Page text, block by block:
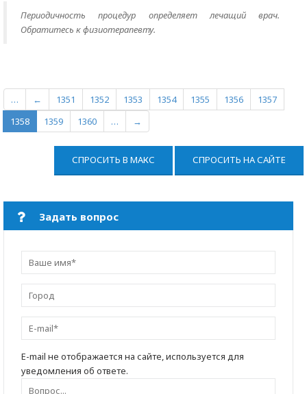
Периодичность процедур определяет лечащий врач.
Обратитесь к физиотерапевту.
… ← 1351 1352 1353 1354 1355 1356
1357
1358
1359 1360 … →
СПРОСИТЬ В МАКС СПРОСИТЬ НА САЙТЕ
Задать вопрос
E-mail не отображается на сайте, используется для
уведомления об ответе.